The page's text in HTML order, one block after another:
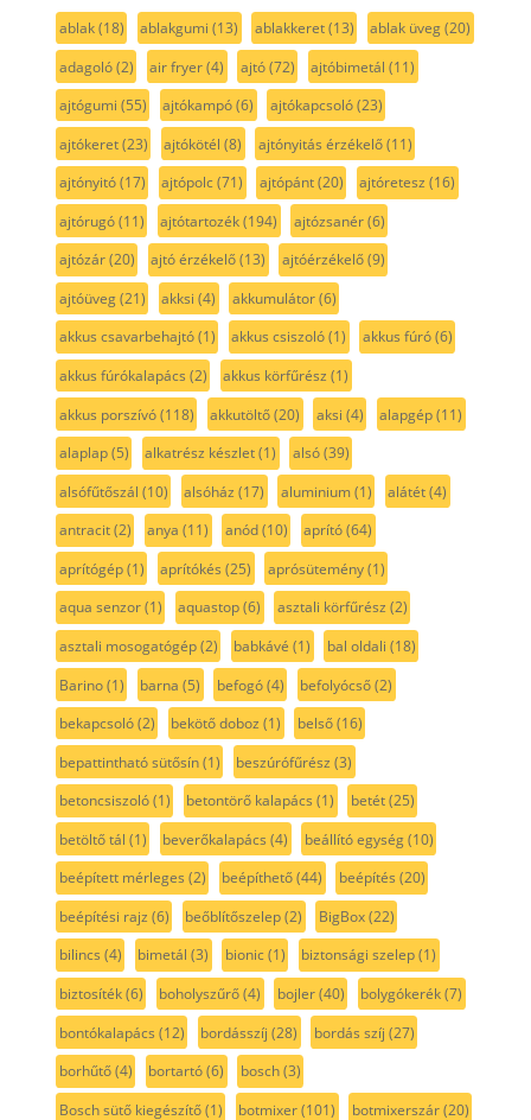
ablak(18) ablakgumi (13) ablakkeret(13) ablak üveg(20)
adagoló(2) air fryer(4) ajtó(72) ajtóbimetál (11)
ajtógumi (55) ajtókampó(6) ajtókapcsoló(23)
ajtókeret(23) ajtókötél (8) ajtónyitás érzékelő(11)
ajtónyitó(17) ajtópolc(71) ajtópánt(20) ajtóretesz (16)
ajtórugó(11) ajtótartozék(194) ajtózsanér(6)
ajtózár(20) ajtó érzékelő(13) ajtóérzékelő(9)
ajtóüveg(21) akksi (4) akkumulátor(6)
akkus csavarbehajtó(1) akkus csiszoló(1) akkus fúró(6)
akkus fúrókalapács (2) akkus körfűrész (1)
akkus porszívó(118) akkutöltő(20) aksi (4) alapgép(11)
alaplap(5) alkatrész készlet(1) alsó(39)
alsófűtőszál (10) alsóház (17) aluminium(1) alátét(4)
antracit(2) anya (11) anód(10) aprító(64)
aprítógép(1) aprítókés (25) aprósütemény(1)
aqua senzor(1) aquastop(6) asztali körfűrész (2)
asztali mosogatógép(2) babkávé (1) bal oldali (18)
Barino(1) barna (5) befogó(4) befolyócső(2)
bekapcsoló(2) bekötő doboz (1) belső(16)
bepattintható sütősín(1) beszúrófűrész (3)
betoncsiszoló(1) betontörő kalapács (1) betét(25)
betöltő tál (1) beverőkalapács (4) beállító egység(10)
beépített mérleges (2) beépíthető(44) beépítés (20)
beépítési rajz (6) beőblítőszelep(2) BigBox(22)
bilincs (4) bimetál (3) bionic(1) biztonsági szelep(1)
biztosíték(6) boholyszűrő(4) bojler(40) bolygókerék(7)
bontókalapács (12) bordásszíj (28) bordás szíj (27)
borhűtő(4) bortartó(6) bosch(3)
Bosch sütő kiegészítő(1) botmixer(101) botmixerszár(20)